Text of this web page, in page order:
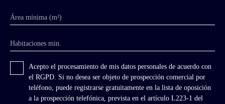
Área mínima (m²)
Habitaciones min.
Acepto el procesamiento de mis datos personales de acuerdo con
el RGPD. Si no desea ser objeto de prospección comercial por
teléfono, puede registrarse gratuitamente en la lista de oposición
a la prospección telefónica, prevista en el artículo L223-1 del